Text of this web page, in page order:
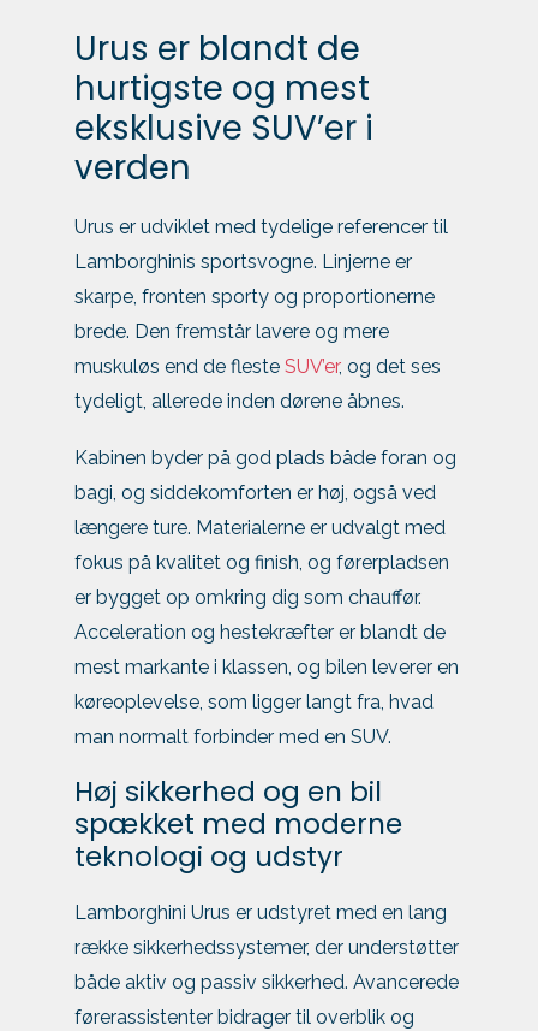
Urus er blandt de
hurtigste og mest
eksklusive SUV’er i
verden
Urus er udviklet med tydelige referencer til
Lamborghinis sportsvogne. Linjerne er
skarpe, fronten sporty og proportionerne
brede. Den fremstår lavere og mere
muskuløs end de fleste SUV’er, og det ses
tydeligt, allerede inden dørene åbnes.
Kabinen byder på god plads både foran og
bagi, og siddekomforten er høj, også ved
længere ture. Materialerne er udvalgt med
fokus på kvalitet og finish, og førerpladsen
er bygget op omkring dig som chauffør.
Acceleration og hestekræfter er blandt de
mest markante i klassen, og bilen leverer en
køreoplevelse, som ligger langt fra, hvad
man normalt forbinder med en SUV.
Høj sikkerhed og en bil
spækket med moderne
teknologi og udstyr
Lamborghini Urus er udstyret med en lang
række sikkerhedssystemer, der understøtter
både aktiv og passiv sikkerhed. Avancerede
førerassistenter bidrager til overblik og